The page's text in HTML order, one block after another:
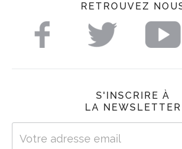
RETROUVEZ
S'INSCRIRE À
LA NEWSLETTER